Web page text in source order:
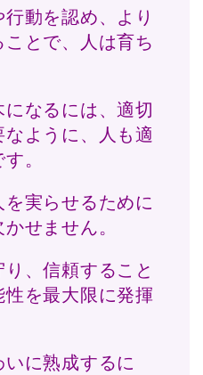
動を認め、より
とで、人は育ち
なるには、適切
ように、人も適
。
実らせるために
せません。
、信頼すること
を最大限に発揮
に熟成するに